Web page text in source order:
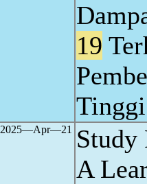
19
Tinggi
2025―Apr―21
Study
A